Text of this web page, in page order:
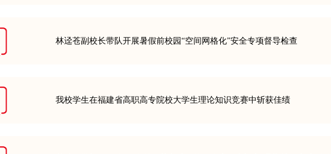
林迳苍副校长带队开展暑假前校园“空间网格化”安全专项督导检查
我校学生在福建省高职高专院校大学生理论知识竞赛中斩获佳绩